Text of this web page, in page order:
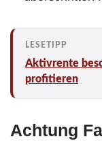
Aktivrente
profitieren
Achtung